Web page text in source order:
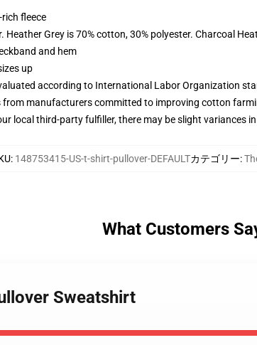
fleece
Heather Grey is 70% cotton, 30% polyester. Charcoal
and hem
up
according to International Labor Organization
manufacturers committed to improving cotton
local third-party fulfiller, there may be slight variances
: 148753415-US-t-shirt-pullover-DEFAULTカテゴリー:
What Customers
Sweatshirt